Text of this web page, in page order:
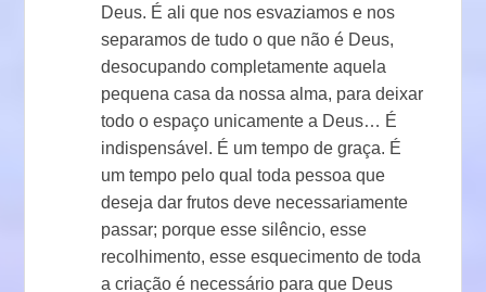
Deus. É ali que nos esvaziamos e nos
separamos de tudo o que não é Deus,
desocupando completamente aquela
pequena casa da nossa alma, para deixar
todo o espaço unicamente a Deus… É
indispensável. É um tempo de graça. É
um tempo pelo qual toda pessoa que
deseja dar frutos deve necessariamente
passar; porque esse silêncio, esse
recolhimento, esse esquecimento de toda
a criação é necessário para que Deus